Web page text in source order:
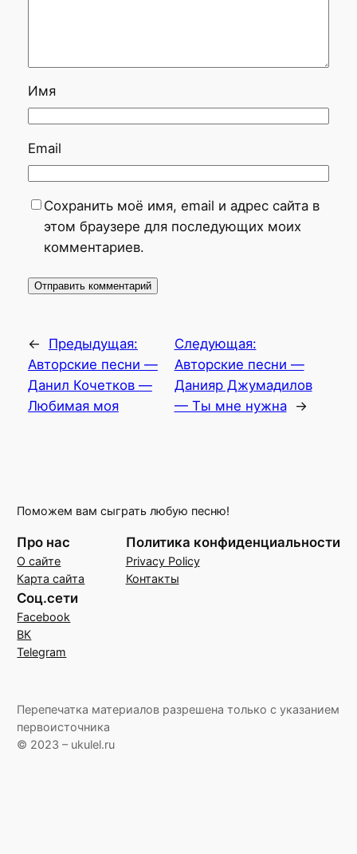
Имя
Email
Сохранить моё имя, email и адрес сайта в
этом браузере для последующих моих
комментариев.
←
Предыдущая:
Авторские песни —
Данил Кочетков —
Любимая моя
Следующая:
Авторские песни —
Данияр Джумадилов
— Ты мне нужна
→
Поможем вам сыграть любую песню!
Про нас
О сайте
Карта сайта
Политика конфиденциальности
Privacy Policy
Контакты
Соц.сети
Facebook
ВК
Telegram
Перепечатка материалов разрешена только с указанием
первоисточника
© 2023 – ukulel.ru